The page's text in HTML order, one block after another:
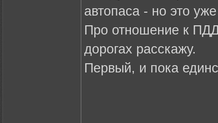
автопаса - но это
Про отношение к
дорогах расскажу.
Первый, и пока